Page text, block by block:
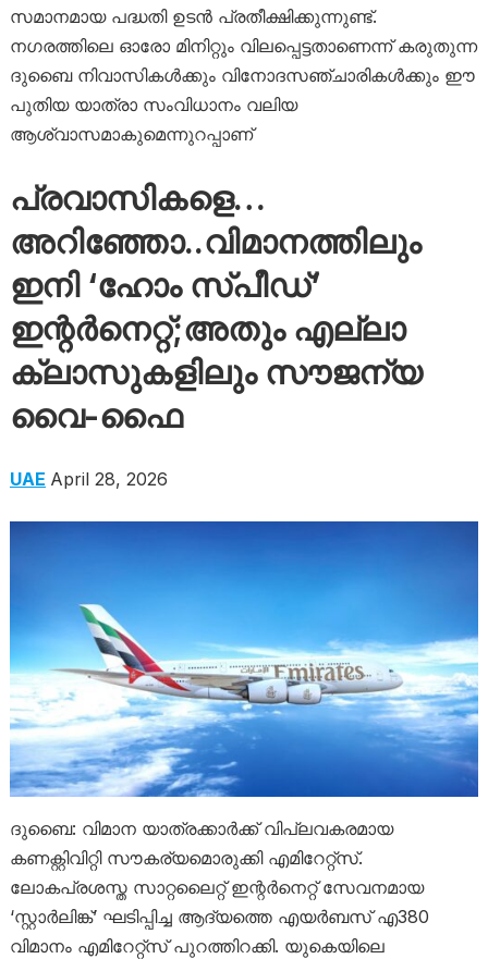
സമാനമായ പദ്ധതി ഉടൻ പ്രതീക്ഷിക്കുന്നുണ്ട്.
നഗരത്തിലെ ഓരോ മിനിറ്റും വിലപ്പെട്ടതാണെന്ന് കരുതുന്ന
ദുബൈ നിവാസികൾക്കും വിനോദസഞ്ചാരികൾക്കും ഈ
പുതിയ യാത്രാ സംവിധാനം വലിയ
ആശ്വാസമാകുമെന്നുറപ്പാണ്
പ്രവാസികളെ…
അറിഞ്ഞോ..വിമാനത്തിലും
ഇനി ‘ഹോം സ്പീഡ്’
ഇന്റർനെറ്റ്;അതും എല്ലാ
ക്ലാസുകളിലും സൗജന്യ
വൈ-ഫൈ
UAE April 28, 2026
ദുബൈ: വിമാന യാത്രക്കാർക്ക് വിപ്ലവകരമായ
കണക്റ്റിവിറ്റി സൗകര്യമൊരുക്കി എമിറേറ്റ്‌സ്.
ലോകപ്രശസ്ത സാറ്റലൈറ്റ് ഇന്റർനെറ്റ് സേവനമായ
‘സ്റ്റാർലിങ്ക്’ ഘടിപ്പിച്ച ആദ്യത്തെ എയർബസ് എ380
വിമാനം എമിറേറ്റ്‌സ് പുറത്തിറക്കി. യുകെയിലെ